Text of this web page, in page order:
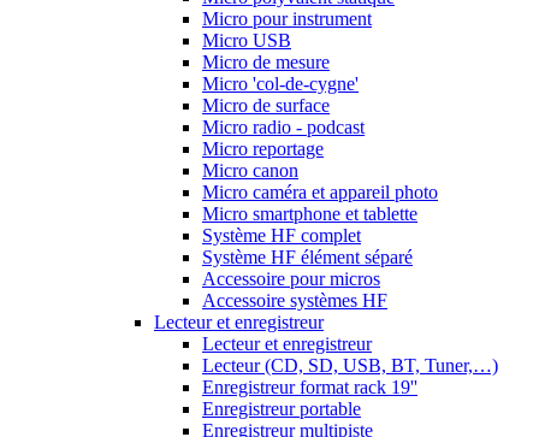
Micro pour instrument
Micro USB
Micro de mesure
Micro 'col-de-cygne'
Micro de surface
Micro radio - podcast
Micro reportage
Micro canon
Micro caméra et appareil photo
Micro smartphone et tablette
Système HF complet
Système HF élément séparé
Accessoire pour micros
Accessoire systèmes HF
Lecteur et enregistreur
Lecteur et enregistreur
Lecteur (CD, SD, USB, BT, Tuner,…)
Enregistreur format rack 19''
Enregistreur portable
Enregistreur multipiste